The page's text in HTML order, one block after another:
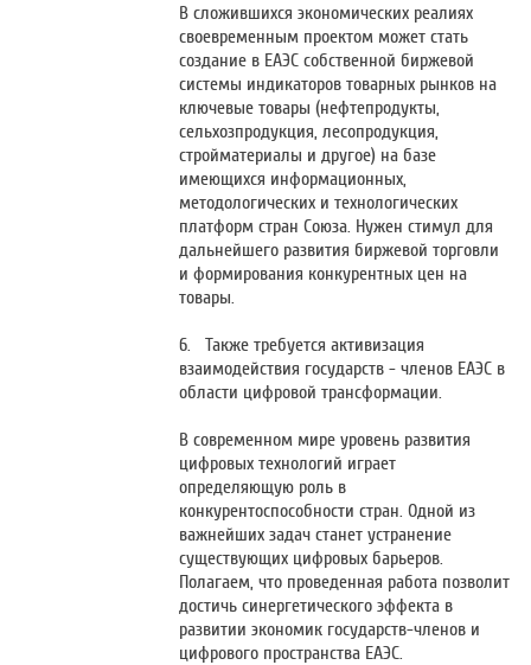
В сложившихся экономических реалиях
своевременным проектом может стать
создание в ЕАЭС собственной биржевой
системы индикаторов товарных рынков на
ключевые товары (нефтепродукты,
сельхозпродукция, лесопродукция,
стройматериалы и другое) на базе
имеющихся информационных,
методологических и технологических
платформ стран Союза. Нужен стимул для
дальнейшего развития биржевой торговли
и формирования конкурентных цен на
товары.
6. Также требуется активизация
взаимодействия государств - членов ЕАЭС в
области цифровой трансформации.
В современном мире уровень развития
цифровых технологий играет
определяющую роль в
конкурентоспособности стран. Одной из
важнейших задач станет устранение
существующих цифровых барьеров.
Полагаем, что проведенная работа позволит
достичь синергетического эффекта в
развитии экономик государств-членов и
цифрового пространства ЕАЭС.